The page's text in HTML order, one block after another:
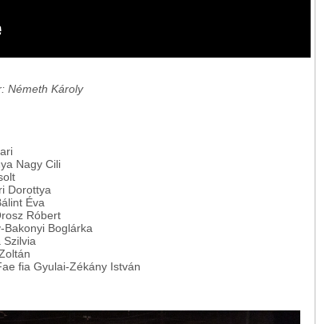
Németh Károly
Nagy Cili
Dorottya
Éva
Róbert
Bakonyi Boglárka
Szilvia
fia Gyulai-Zékány István